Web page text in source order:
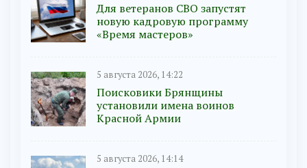
Для ветеранов СВО запустят
новую кадровую программу
«Время мастеров»
5 августа 2026, 14:22
Поисковики Брянщины
установили имена воинов
Красной Армии
5 августа 2026, 14:14